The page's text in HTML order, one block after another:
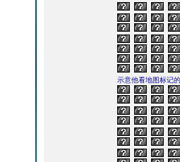
示意他看地图标记